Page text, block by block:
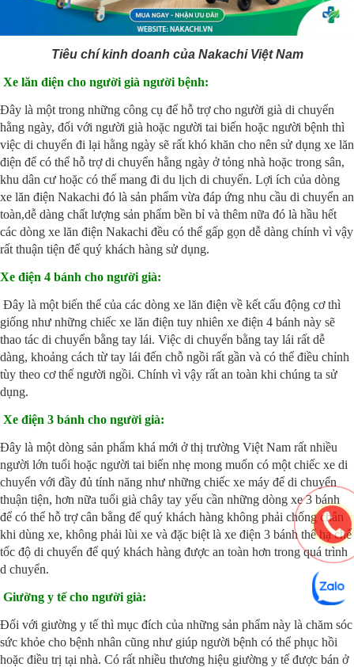
Tiêu chí kinh doanh của Nakachi Việt Nam
Xe lăn điện cho người già người bệnh:
Đây là một trong những công cụ để hỗ trợ cho người già di chuyển
hằng ngày, đối với người già hoặc người tai biến hoặc người bệnh thì
việc di chuyển đi lại hằng ngày sẽ rất khó khăn cho nên sử dụng xe lăn
điện để có thể hỗ trợ di chuyển hằng ngày ở tỏng nhà hoặc trong sân,
khu dân cư hoặc có thể mang đi du lịch di chuyển. Lợi ích của dòng
xe lăn điện Nakachi đó là sản phẩm vừa đáp ứng nhu cầu di chuyển an
toàn,dễ dàng chất lượng sản phẩm bền bỉ và thêm nữa đó là hầu hết
các dòng xe lăn điện Nakachi đều có thể gấp gọn dễ dàng chính vì vậy
rất thuận tiện để quý khách hàng sử dụng.
Xe điện 4 bánh cho người già:
Đây là một biến thể của các dòng xe lăn điện về kết cấu động cơ thì
giống như những chiếc xe lăn điện tuy nhiên xe điện 4 bánh này sẽ
thao tác di chuyển bằng tay lái. Việc di chuyển bằng tay lái rất dễ
dàng, khoảng cách từ tay lái đến chỗ ngồi rất gần và có thể điều chỉnh
tùy theo cơ thế người ngồi. Chính vì vậy rất an toàn khi chúng ta sử
dụng.
Xe điện 3 bánh cho người già:
Đây là một dòng sản phẩm khá mới ở thị trường Việt Nam rất nhiều
người lớn tuổi hoặc người tai biến nhẹ mong muốn có một chiếc xe di
chuyển với đầy đủ tính năng như những chiếc xe máy để di chuyển
thuận tiện, hơn nữa tuổi già chây tay yếu cần những dòng xe 3 bánh
để có thể hỗ trợ cân bằng để quý khách hàng không phải chống chân
khi dùng xe, không phải lùi xe và đặc biệt là xe điện 3 bánh thể hạ chế
tốc độ di chuyển để quý khách hàng được an toàn hơn trong quá trình
d chuyển.
Giường y tế cho người già:
Đối với giường y tế thì mục đích của những sản phẩm này là chăm sóc
sức khỏe cho bệnh nhân cũng như giúp người bệnh có thể phục hồi
hoặc điều trị tại nhà. Có rất nhiều thương hiệu giường y tế được bán ở